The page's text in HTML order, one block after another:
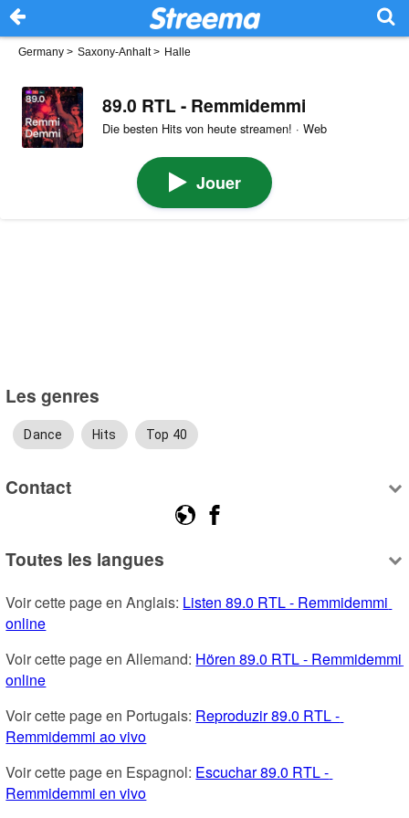
Germany > Saxony-Anhalt> Halle
89.0 RTL - Remmidemmi
Die besten Hits von heute streamen! · Web
Jouer
Les genres
Dance Hits Top 40
Contact
Toutes les langues
Voir cette page en Anglais: Listen 89.0 RTL - Remmidemmi
online
Voir cette page en Allemand: Hören 89.0 RTL - Remmidemmi
online
Voir cette page en Portugais: Reproduzir 89.0 RTL -
Remmidemmi ao vivo
Voir cette page en Espagnol: Escuchar 89.0 RTL -
Remmidemmi en vivo